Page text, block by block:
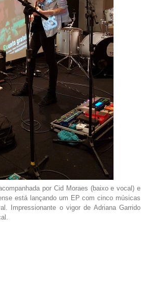
por Cid Moraes (baixo e vocal) e
está lançando um EP com cinco músicas
Impressionante o vigor de Adriana Garrido